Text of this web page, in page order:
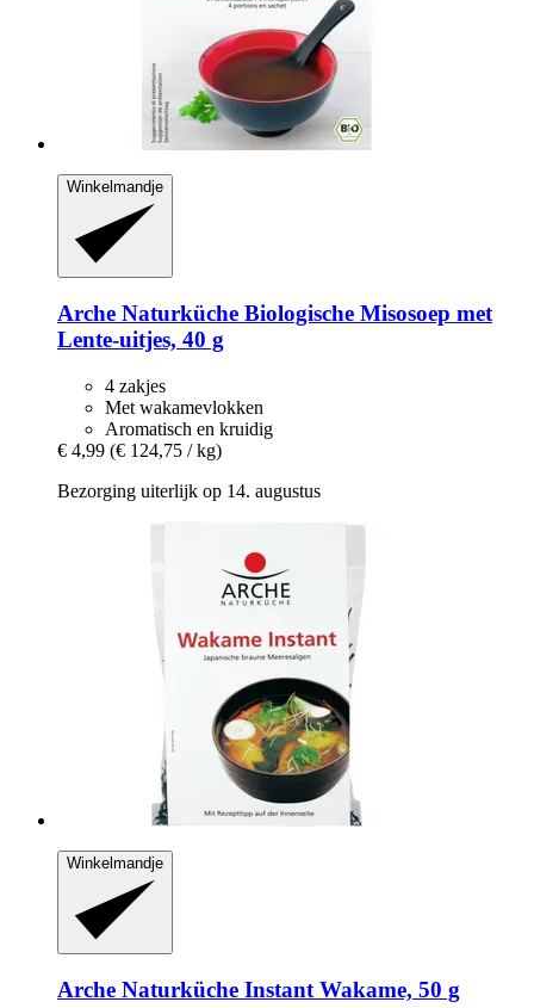
Winkelmandje
Arche Naturküche Biologische Misosoep met
Lente-​uitjes, 40 g
4 zakjes
Met wakamevlokken
Aromatisch en kruidig
€ 4,99 (€ 124,75 / kg)
Bezorging uiterlijk op 14. augustus
Winkelmandje
Arche Naturküche Instant Wakame, 50 g